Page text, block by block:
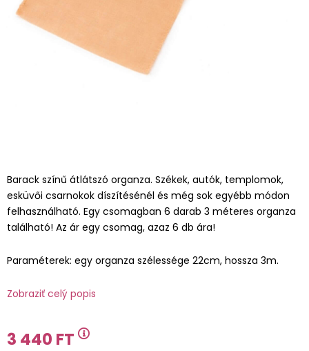
Barack színű átlátszó organza. Székek, autók, templomok,
esküvői csarnokok díszítésénél és még sok egyébb módon
felhasználható. Egy csomagban 6 darab 3 méteres organza
található! Az ár egy csomag, azaz 6 db ára!
Paraméterek: egy organza szélessége 22cm, hossza 3m.
Zobraziť celý popis
3 440 FT